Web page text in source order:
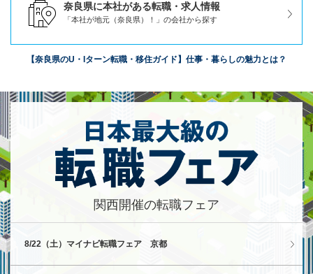
奈良県に本社がある転職・求人情報
「本社が地元（奈良県）！」の会社から探す
【奈良県のU・Iターン転職・移住ガイド】仕事・暮らしの魅力とは？
関西開催の転職フェア
8/22（土）マイナビ転職フェア 京都